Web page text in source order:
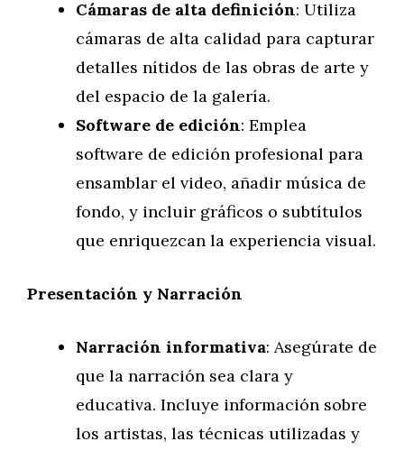
Cámaras de alta definición: Utiliza
cámaras de alta calidad para capturar
detalles nítidos de las obras de arte y
del espacio de la galería.
Software de edición: Emplea
software de edición profesional para
ensamblar el video, añadir música de
fondo, y incluir gráficos o subtítulos
que enriquezcan la experiencia visual.
Presentación y Narración
Narración informativa: Asegúrate de
que la narración sea clara y
educativa. Incluye información sobre
los artistas, las técnicas utilizadas y